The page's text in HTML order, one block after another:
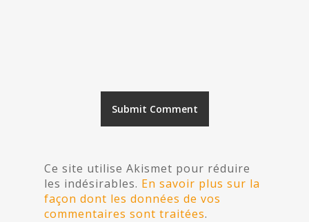
Ce site utilise Akismet pour réduire
les indésirables. En savoir plus sur la
façon dont les données de vos
commentaires sont traitées.